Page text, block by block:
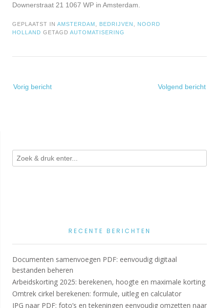
Downerstraat 21 1067 WP in Amsterdam.
GEPLAATST IN AMSTERDAM BEDRIJVEN
NOORD
HOLLAND GETAGD AUTOMATISERING
navigatie
Vorig bericht Volgend bericht
RECENTE BERICHTEN
Documenten samenvoegen PDF: eenvoudig digitaal
bestanden beheren
Arbeidskorting 2025: berekenen, hoogte en maximale korting
Omtrek cirkel berekenen: formule, uitleg en calculator
JPG naar PDF: foto’s en tekeningen eenvoudig omzetten naar